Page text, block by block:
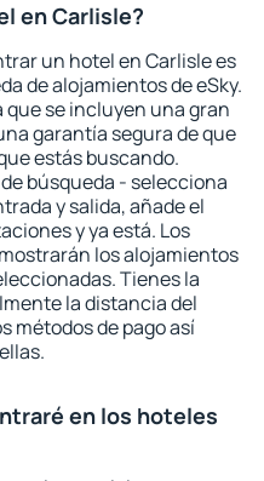
en Carlisle?
un hotel en Carlisle es
de alojamientos de eSky.
que se incluyen una gran
garantía segura de que
estás buscando.
búsqueda - selecciona
y salida, añade el
y ya está. Los
los alojamientos
Tienes la
la distancia del
métodos de pago así
en los hoteles